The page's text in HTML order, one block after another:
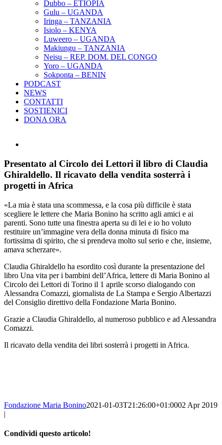
Dubbo – ETIOPIA
Gulu – UGANDA
Iringa – TANZANIA
Isiolo – KENYA
Luweero – UGANDA
Makiungu – TANZANIA
Neisu – REP. DOM. DEL CONGO
Yoro – UGANDA
Sokponta – BENIN
PODCAST
NEWS
CONTATTI
SOSTIENICI
DONA ORA
Presentato al Circolo dei Lettori il libro di Claudia
Ghiraldello. Il ricavato della vendita sosterrà i
progetti in Africa
«La mia è stata una scommessa, e la cosa più difficile è stata
scegliere le lettere che Maria Bonino ha scritto agli amici e ai
parenti. Sono tutte una finestra aperta su di lei e io ho voluto
restituire un’immagine vera della donna minuta di fisico ma
fortissima di spirito, che si prendeva molto sul serio e che, insieme,
amava scherzare».
Claudia Ghiraldello ha esordito così durante la presentazione del
libro Una vita per i bambini dell’Africa, lettere di Maria Bonino al
Circolo dei Lettori di Torino il 1 aprile scorso dialogando con
Alessandra Comazzi, giornalista de La Stampa e Sergio Albertazzi
del Consiglio direttivo della Fondazione Maria Bonino.
Grazie a Claudia Ghiraldello, al numeroso pubblico e ad Alessandra
Comazzi.
Il ricavato della vendita dei libri sosterrà i progetti in Africa.
Fondazione Maria Bonino2021-01-03T21:26:00+01:0002 Apr 2019
|
Condividi questo articolo!